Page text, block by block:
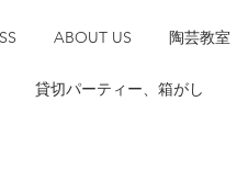
ABOUT US 陶芸教室
貸切パーティー、箱がし